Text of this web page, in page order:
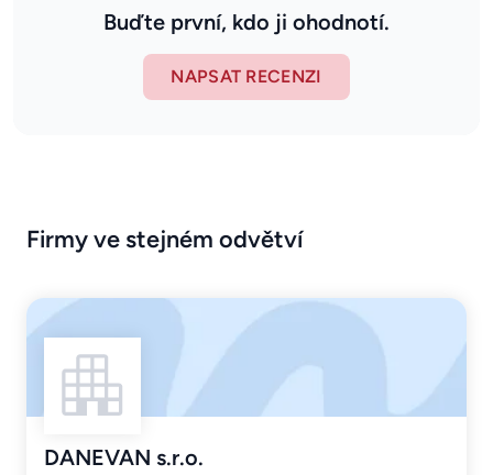
Buďte první, kdo ji ohodnotí.
NAPSAT RECENZI
Firmy ve stejném odvětví
DANEVAN s.r.o.